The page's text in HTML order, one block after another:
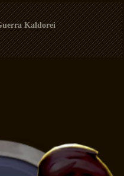
Kaldorei